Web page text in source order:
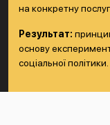
на конкретну
Результат:
основу
соціальної політики.